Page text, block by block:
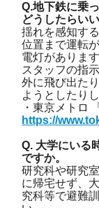
Q.地下鉄に乗
どうしたらい
揺れを感知す
位置まで運転
電灯がありま
スタッフの指
外に飛び出た
ようとしたり
・東京メトロ
https://
Q. 大学にいる
ですか。
研究科や研究
に帰宅せず、
究科等で避難